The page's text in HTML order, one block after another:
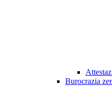
Burocrazia